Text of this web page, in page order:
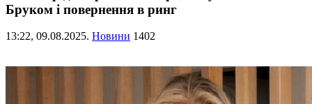
Бруком і повернення в ринг
13:22, 09.08.2025. Новини 1402